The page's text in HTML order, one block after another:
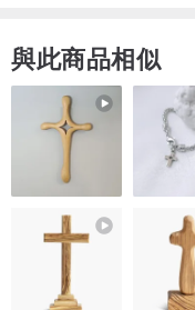
與此商品相似